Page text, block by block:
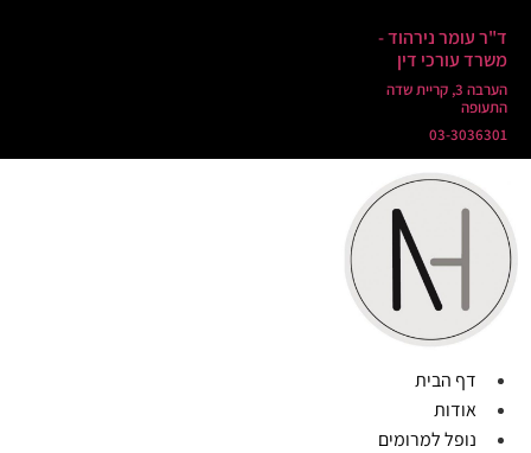
ד"ר עומר נירהוד -
משרד עורכי דין
הערבה 3, קריית שדה
התעופה
03-3036301
דף הבית
אודות
נופל למרומים